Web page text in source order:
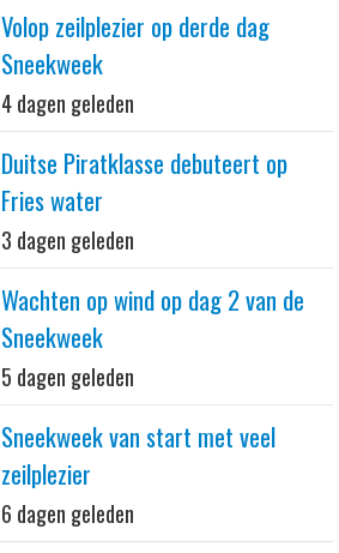
Volop zeilplezier op derde dag
Sneekweek
4 dagen geleden
Duitse Piratklasse debuteert op
Fries water
3 dagen geleden
Wachten op wind op dag 2 van de
Sneekweek
5 dagen geleden
Sneekweek van start met veel
zeilplezier
6 dagen geleden